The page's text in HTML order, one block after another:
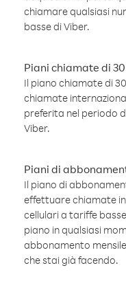
chiamare qualsiasi
basse di Viber.
Piani chiamate di
Il piano chiamate di
chiamate
preferita nel periodo
Viber.
Piani di
Il piano di
effettuare chiamate
cellulari a tariffe
piano in qualsiasi
abbonamento
che stai già facendo.